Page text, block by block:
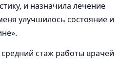
и назначила лечение
улучшилось состояние и
стаж работы врачей